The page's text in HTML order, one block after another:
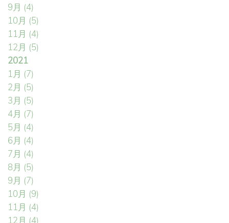
9月 (4)
10月 (5)
11月 (4)
12月 (5)
2021
1月 (7)
2月 (5)
3月 (5)
4月 (7)
5月 (4)
6月 (4)
7月 (4)
8月 (5)
9月 (7)
10月 (9)
11月 (4)
12月 (4)